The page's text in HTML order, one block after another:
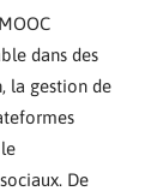
dans des
la gestion de
De